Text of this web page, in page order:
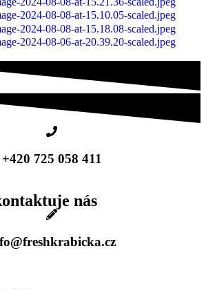
+420 725 058 411
nás